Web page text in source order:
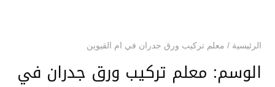
الرئيسية / معلم تركيب ورق جدران في ام القيوين
الوسم: معلم تركيب ورق جدران في